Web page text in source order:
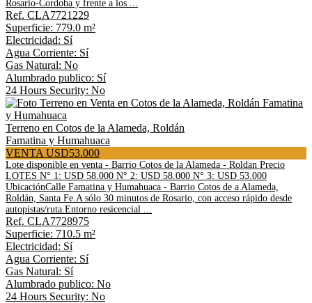
Rosario-Cordoba y frente a los ...
Ref. CLA7721229
Superficie: 779.0 m²
Electricidad: Sí
Agua Corriente: Sí
Gas Natural: No
Alumbrado publico: Sí
24 Hours Security: No
Terreno en Cotos de la Alameda, Roldán
Famatina y Humahuaca
VENTA USD53.000
Lote disponible en venta - Barrio Cotos de la Alameda - Roldan Precio
LOTES N° 1: USD 58.000 N° 2: USD 58.000 N° 3: USD 53.000
UbicaciónCalle Famatina y Humahuaca - Barrio Cotos de a Alameda,
Roldán, Santa Fe.A sólo 30 minutos de Rosario, con acceso rápido desde
autopistas/ruta.Entorno resicencial ...
Ref. CLA7728975
Superficie: 710.5 m²
Electricidad: Sí
Agua Corriente: Sí
Gas Natural: Sí
Alumbrado publico: No
24 Hours Security: No